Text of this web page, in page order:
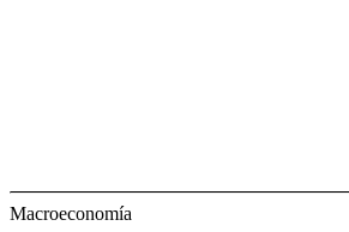
Macroeconomía